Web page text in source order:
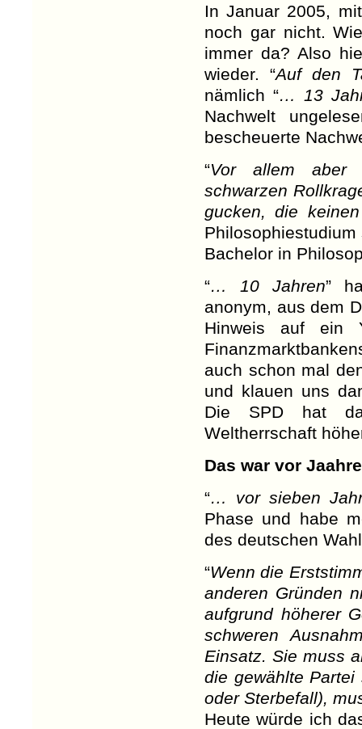
In Januar 2005,
noch gar nicht.
immer da? Also
wieder. “Auf den
nämlich “… 13
Nachwelt
bescheuerte
“Vor allem aber
schwarzen
gucken, die
Bachelor in
“… 10 Jahren”
anonym, aus dem
Hinweis auf ein
auch schon mal
und klauen uns
Die SPD hat
Weltherrschaft
Das war vor
“… vor sieben
Phase und habe
des deutschen
“Wenn die
anderen Gründen
aufgrund höherer
schweren
Einsatz. Sie muss
die gewählte
oder Sterbefall),
Heute würde ich